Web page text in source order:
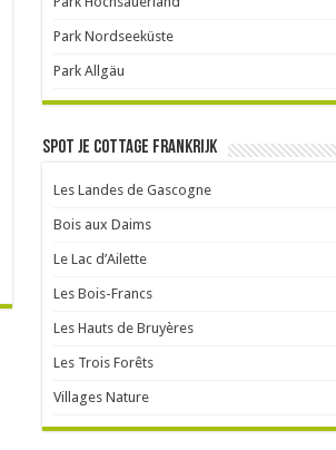
Park Nordseeküste
Park Allgäu
Spot je cottage Frankrijk
Les Landes de Gascogne
Bois aux Daims
Le Lac d’Ailette
Les Bois-Francs
Les Hauts de Bruyères
Les Trois Forêts
Villages Nature